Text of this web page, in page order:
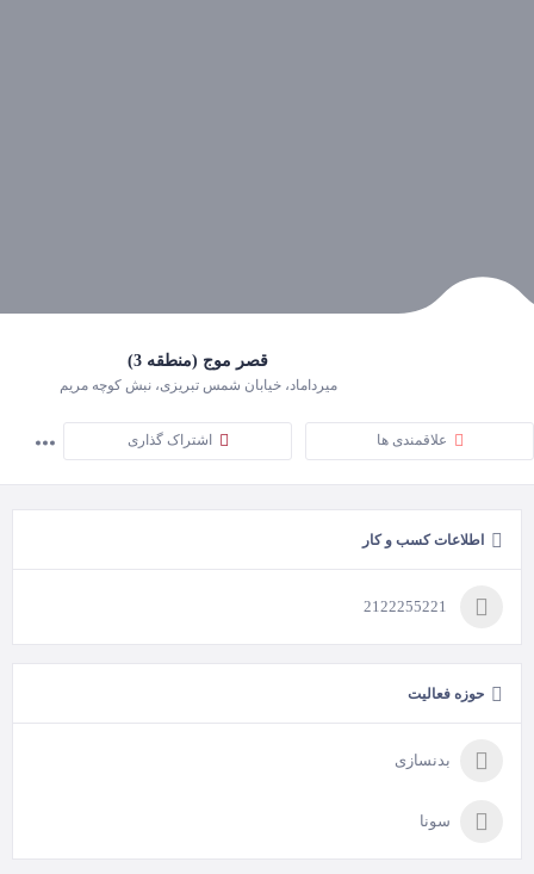
قصر موج (منطقه 3)
میرداماد، خیابان شمس تبریزی، نبش کوچه مریم
علاقمندی ها اشتراک گذاری
اطلاعات کسب و کار
2122255221
حوزه فعالیت
بدنسازی
سونا